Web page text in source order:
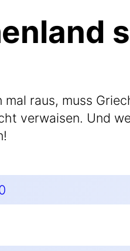
mal raus, muss
ver­wai­sen. Und